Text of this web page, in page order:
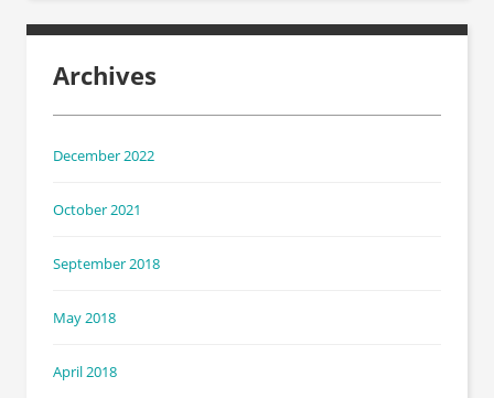
Archives
December 2022
October 2021
September 2018
May 2018
April 2018